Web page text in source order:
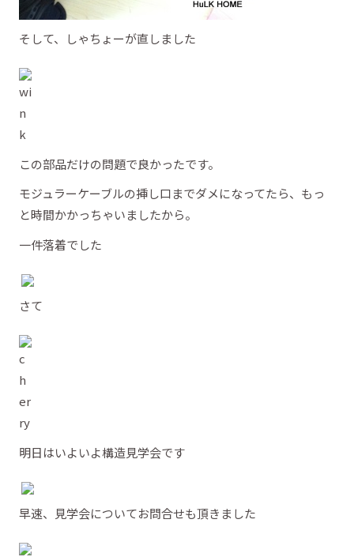
そして、しゃちょーが直しました
この部品だけの問題で良かったです。
モジュラーケーブルの挿し口までダメになってたら、もっ
と時間かかっちゃいましたから。
一件落着でした
さて
明日はいよいよ構造見学会です
早速、見学会についてお問合せも頂きました